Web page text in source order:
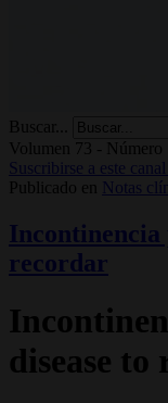
Buscar...
Volumen 73 -
Suscribirse a este
Publicado en
Notas
Incontinencia
recordar
disease to